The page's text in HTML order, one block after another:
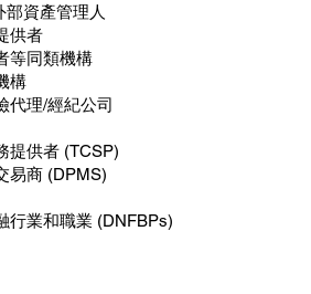
資產管理人
供者
等同類機構
構
代理/經紀公司
提供者 (TCSP)
易商 (DPMS)
行業和職業 (DNFBPs)